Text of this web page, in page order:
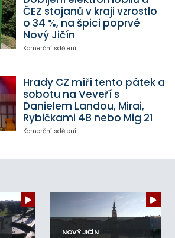
ČEZ stojanů v kraji vzrostlo
o 34 %, na špici poprvé
Nový Jičín
Komerční sdělení
Hrady CZ míří tento pátek a
sobotu na Veveří s
Danielem Landou, Mirai,
Rybičkami 48 nebo Mig 21
Komerční sdělení
NOVÝ JIČÍN